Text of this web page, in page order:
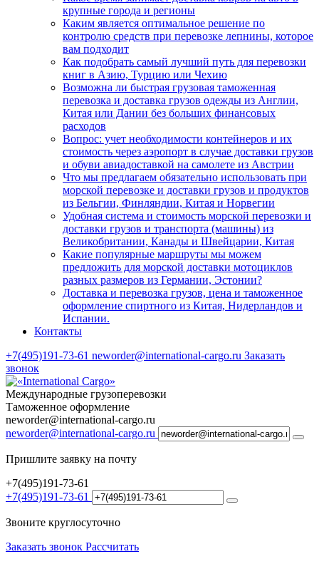
крупные города и регионы
Каким является оптимальное решение по
контролю средств при перевозке лепнины, которое
вам подходит
Как подобрать самый лучший путь для перевозки
книг в Азию, Турцию или Чехию
Возможна ли быстрая грузовая таможенная
перевозка и доставка грузов одежды из Англии,
Китая или Дании без больших финансовых
расходов
Вопрос: учет необходимости контейнеров и их
стоимость через аэропорт в случае доставки грузов
и обуви авиадоставкой на самолете из Австрии
Что мы предлагаем обязательно использовать при
морской перевозке и доставки грузов и продуктов
из Бельгии, Финляндии, Китая и Норвегии
Удобная система и стоимость морской перевозки и
доставки грузов и транспорта (машины) из
Великобритании, Канады и Швейцарии, Китая
Какие популярные маршруты мы можем
предложить для морской доставки мотоциклов
разных размеров из Германии, Эстонии?
Доставка и перевозка грузов, цена и таможенное
оформление спиртного из Китая, Нидерландов и
Испании.
Контакты
+7(495)191-73-61 neworder@international-cargo.ru Заказать
звонок
Международные грузоперевозки
Таможенное оформление
neworder@international-cargo.ru
neworder@international-cargo.ru
Пришлите заявку на почту
+7(495)191-73-61
+7(495)191-73-61
Звоните круглосуточно
Заказать звонок Рассчитать